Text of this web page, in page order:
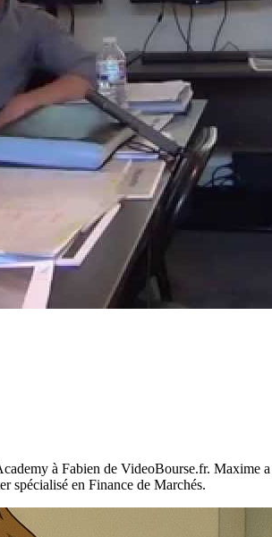
à Fabien de VideoBourse.fr. Maxime
spécialisé en Finance de Marchés.